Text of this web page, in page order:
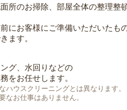
所のお掃除、部屋全体の整理整
にお客様にご準備いただいたも
ます。
グ、水回りなどの
をお任せします。
ウスクリーニングとは異なります。
なお仕事はありません。